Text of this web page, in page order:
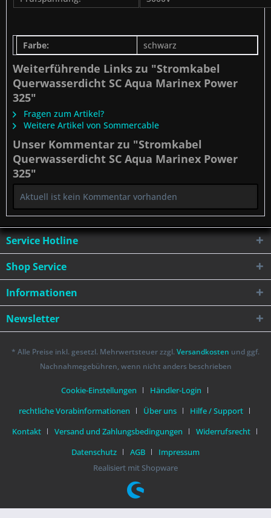
Farbe: schwarz
Weiterführende Links zu "Stromkabel
Querwasserdicht SC Aqua Marinex Power
325"
Fragen zum Artikel?
Weitere Artikel von Sommercable
Unser Kommentar zu "Stromkabel
Querwasserdicht SC Aqua Marinex Power
325"
Aktuell ist kein Kommentar vorhanden
Service Hotline
Shop Service
Informationen
Newsletter
* Alle Preise inkl. gesetzl. Mehrwertsteuer zzgl. Versandkosten und ggf.
Nachnahmegebühren, wenn nicht anders beschrieben
Cookie-Einstellungen
Händler-Login
rechtliche Vorabinformationen
Über uns
Hilfe / Support
Kontakt
Versand und Zahlungsbedingungen
Widerrufsrecht
Datenschutz
AGB
Impressum
Realisiert mit Shopware